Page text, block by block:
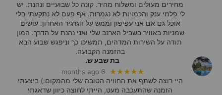
מחירים מעולים ומשלוח מהיר. קונה כל שבועיים ונהנת. יש
לי פלמי ענק והכמויות לא נגמרות. אף פעם לא נתקעתי בלי
אוכל גם אם אני עפיפון וממש על הגרגיר האחרון. עושים
שמניות באוויר בשביל הארנב שלי ואני נהנת על הדרך. המון
תודה על השירות המדהים, תמשיכו כך וניפגש שבוע הבא
בהזמנה הקבועה.
בת שבע ש.
★★★★★
6 months ago
היי רוצה לשתף את החוויה הטובה שלי מהמקום:) ביצעתי
הזמנה שהתעכבה מעט, הייתי לחוצה כיוון שדאגתי